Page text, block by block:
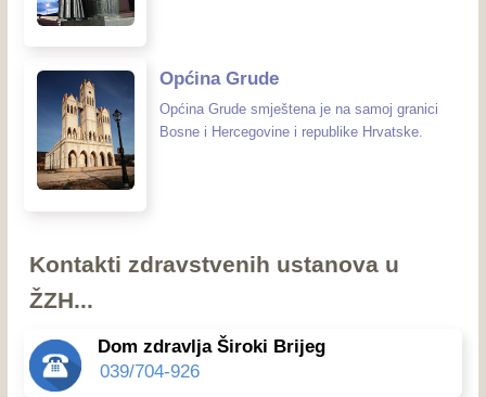
Općina Grude
Općina Grude smještena je na samoj granici
Bosne i Hercegovine i republike Hrvatske.
Kontakti zdravstvenih ustanova u
ŽZH...
Dom zdravlja Široki Brijeg
039/704-926